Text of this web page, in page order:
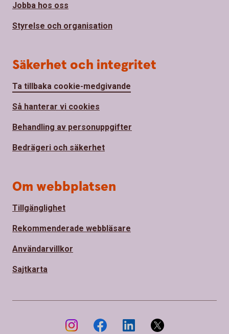
Jobba hos oss
Styrelse och organisation
Säkerhet och integritet
Ta tillbaka cookie-medgivande
Så hanterar vi cookies
Behandling av personuppgifter
Bedrägeri och säkerhet
Om webbplatsen
Tillgänglighet
Rekommenderade webbläsare
Användarvillkor
Sajtkarta